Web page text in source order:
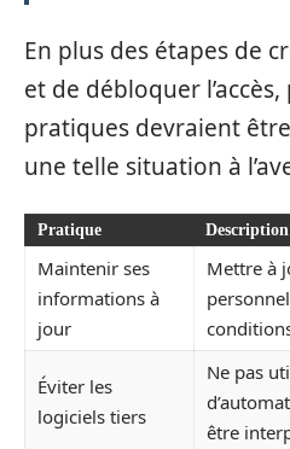
En plus des étapes de
et de débloquer
pratiques devraient
une telle situation à
Pratique Description
Maintenir ses
informations à
jour
Mettre à
Éviter les
logiciels tiers
Ne pas
être